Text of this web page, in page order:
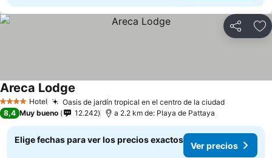
Compartir
4 EstrellasHotel Oasis de jardín tropical en el centro de la ciudadVer
Areca Lodge
8,4 Muy bueno 12.242 a 2.2 km de: Playa de Pattaya
Elige fechas para ver los precios exactos
Ver precios